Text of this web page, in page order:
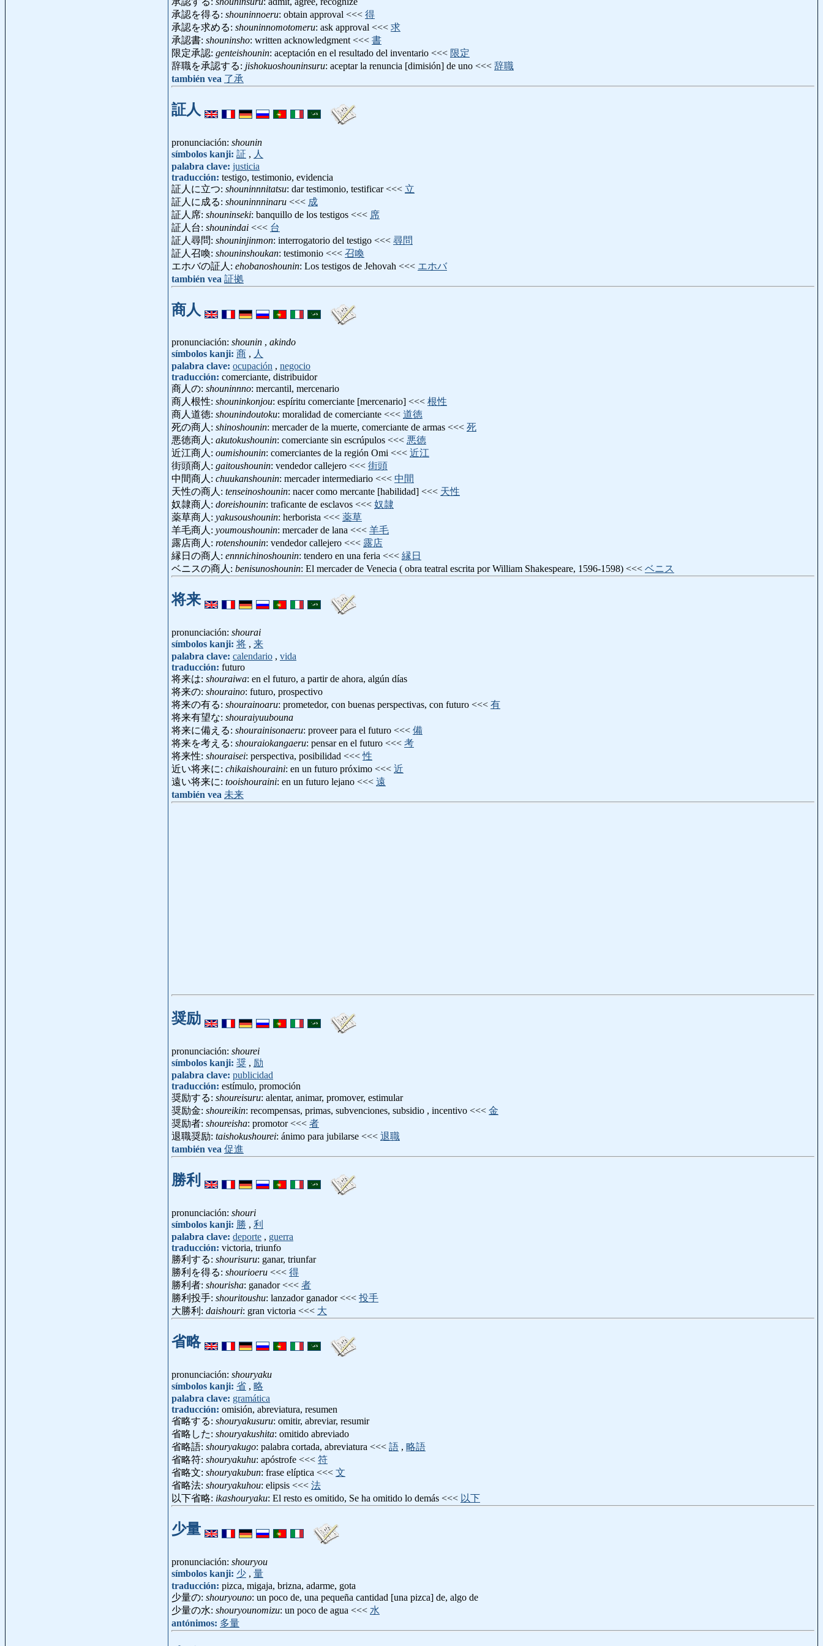
承認を得る: shouninnoeru: obtain approval <<< 得
承認を求める: shouninnomotomeru: ask approval <<< 求
承認書: shouninsho: written acknowledgment <<< 書
限定承認: genteishounin: aceptación en el resultado del inventario <<< 限定
辞職を承認する: jishokuoshouninsuru: aceptar la renuncia [dimisión] de uno <<< 辞職
también vea 了承
証人
pronunciación: shounin
símbolos kanji: 証 , 人
palabra clave: justicia
traducción: testigo, testimonio, evidencia
証人に立つ: shouninnnitatsu: dar testimonio, testificar <<< 立
証人に成る: shouninnninaru <<< 成
証人席: shouninseki: banquillo de los testigos <<< 席
証人台: shounindai <<< 台
証人尋問: shouninjinmon: interrogatorio del testigo <<< 尋問
証人召喚: shouninshoukan: testimonio <<< 召喚
エホバの証人: ehobanoshounin: Los testigos de Jehovah <<< エホバ
también vea 証拠
商人
pronunciación: shounin , akindo
símbolos kanji: 商 , 人
palabra clave: ocupación , negocio
traducción: comerciante, distribuidor
商人の: shouninnno: mercantil, mercenario
商人根性: shouninkonjou: espíritu comerciante [mercenario] <<< 根性
商人道徳: shounindoutoku: moralidad de comerciante <<< 道徳
死の商人: shinoshounin: mercader de la muerte, comerciante de armas <<< 死
悪徳商人: akutokushounin: comerciante sin escrúpulos <<< 悪徳
近江商人: oumishounin: comerciantes de la región Omi <<< 近江
街頭商人: gaitoushounin: vendedor callejero <<< 街頭
中間商人: chuukanshounin: mercader intermediario <<< 中間
天性の商人: tenseinoshounin: nacer como mercante [habilidad] <<< 天性
奴隷商人: doreishounin: traficante de esclavos <<< 奴隷
薬草商人: yakusoushounin: herborista <<< 薬草
羊毛商人: youmoushounin: mercader de lana <<< 羊毛
露店商人: rotenshounin: vendedor callejero <<< 露店
縁日の商人: ennnichinoshounin: tendero en una feria <<< 縁日
ベニスの商人: benisunoshounin: El mercader de Venecia ( obra teatral escrita por William Shakespeare, 1596-1598) <<< ベニス
将来
pronunciación: shourai
símbolos kanji: 将 , 来
palabra clave: calendario , vida
traducción: futuro
将来は: shouraiwa: en el futuro, a partir de ahora, algún días
将来の: shouraino: futuro, prospectivo
将来の有る: shourainoaru: prometedor, con buenas perspectivas, con futuro <<< 有
将来有望な: shouraiyuubouna
将来に備える: shourainisonaeru: proveer para el futuro <<< 備
将来を考える: shouraiokangaeru: pensar en el futuro <<< 考
将来性: shouraisei: perspectiva, posibilidad <<<性
近い将来に: chikaishouraini: en un futuro próximo <<< 近
遠い将来に: tooishouraini: en un futuro lejano <<< 遠
también vea 未来
奨励
pronunciación: shourei
símbolos kanji: 奨 , 励
palabra clave: publicidad
traducción: estímulo, promoción
奨励する: shoureisuru: alentar, animar, promover, estimular
奨励金: shoureikin: recompensas, primas, subvenciones, subsidio , incentivo <<< 金
奨励者: shoureisha: promotor <<< 者
退職奨励: taishokushourei: ánimo para jubilarse <<< 退職
también vea 促進
勝利
pronunciación: shouri
símbolos kanji: 勝 , 利
palabra clave: deporte , guerra
traducción: victoria, triunfo
勝利する: shourisuru: ganar, triunfar
勝利を得る: shourioeru <<< 得
勝利者: shourisha: ganador <<< 者
勝利投手: shouritoushu: lanzador ganador <<< 投手
大勝利: daishouri: gran victoria <<< 大
省略
pronunciación: shouryaku
símbolos kanji: 省 , 略
palabra clave: gramática
traducción: omisión, abreviatura, resumen
省略する: shouryakusuru: omitir, abreviar, resumir
省略した: shouryakushita: omitido abreviado
省略語: shouryakugo: palabra cortada, abreviatura <<< 語 , 略語
省略符: shouryakuhu: apóstrofe <<< 符
省略文: shouryakubun: frase elíptica <<< 文
省略法: shouryakuhou: elipsis <<< 法
以下省略: ikashouryaku: El resto es omitido, Se ha omitido lo demás <<< 以下
少量
pronunciación: shouryou
símbolos kanji: 少 , 量
traducción: pizca, migaja, brizna, adarme, gota
少量の: shouryouno: un poco de, una pequeña cantidad [una pizca] de, algo de
少量の水: shouryounomizu: un poco de agua <<< 水
antónimos: 多量